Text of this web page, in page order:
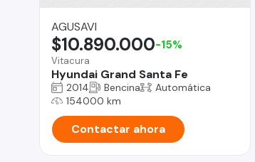
AGUSAVI
Vitacura
Hyundai Grand Santa Fe
$10.890.000-15%
2014 Bencina
Automática
154000 km
Contactar ahora